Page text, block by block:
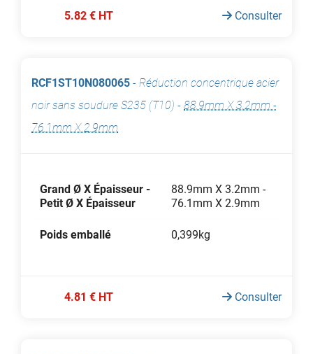
5.82 € HT Consulter
RCF1ST10N080065 - Réduction concentrique acier
noir sans soudure S235 (T10) - 88.9mm X 3.2mm -
76.1mm X 2.9mm
Grand Ø X Épaisseur -
Petit Ø X Épaisseur
88.9mm X 3.2mm -
76.1mm X 2.9mm
Poids emballé 0,399kg
4.81 € HT Consulter